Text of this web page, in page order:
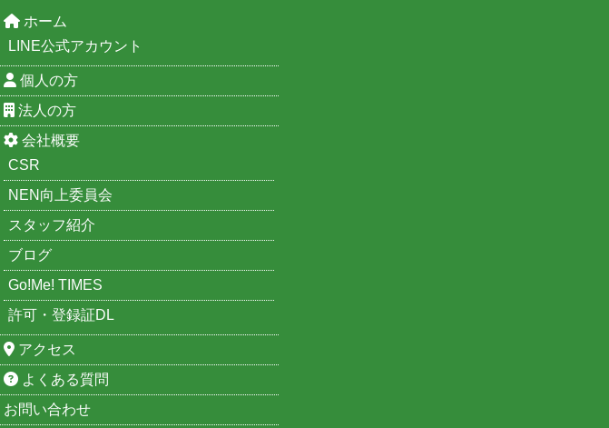
ホーム
LINE公式アカウント
個人の方
法人の方
会社概要
CSR
NEN向上委員会
スタッフ紹介
ブログ
Go!Me! TIMES
許可・登録証DL
アクセス
よくある質問
お問い合わせ